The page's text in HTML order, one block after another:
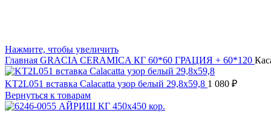
Нажмите, чтобы увеличить
Главная GRACIA CERAMICA КГ 60*60 ГРАЦИЯ + 60*120
KT2L051 вставка Calacatta узор белый 29,8x59,8 1 080 ₽
Вернуться к товарам